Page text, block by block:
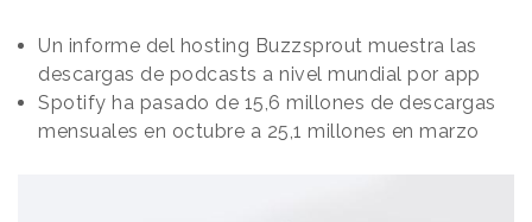
Un informe del hosting Buzzsprout muestra las
descargas de podcasts a nivel mundial por app
Spotify ha pasado de 15,6 millones de descargas
mensuales en octubre a 25,1 millones en marzo